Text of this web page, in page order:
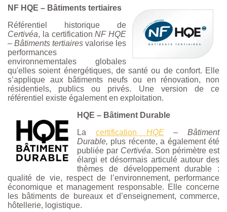
NF HQE – Bâtiments tertiaires
Référentiel historique de
Certivéa, la certificationNF HQE
– Bâtiments tertiaires valorise les
performances
environnementales globales
qu'elles soient énergétiques, de santé ou de confort. Elle
s’applique aux bâtiments neufs ou en rénovation, non
résidentiels, publics ou privés. Une version de ce
référentiel existe également en exploitation.
HQE – Bâtiment Durable
La certification HQE– Bâtiment
Durable, plus récente, a également été
publiée par Certivéa. Son périmètre est
élargi et désormais articulé autour des
thèmes de développement durable :
qualité de vie, respect de l’environnement, performance
économique et management responsable. Elle concerne
les bâtiments de bureaux et d’enseignement, commerce,
hôtellerie, logistique.